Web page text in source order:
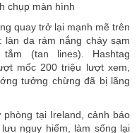
chụp màn hình
quay trở lại mạnh mẽ trên
làn da rám nắng cháy sạm
(tan lines). Hashtag
mốc 200 triệu lượt xem,
tưởng chừng đã bị lãng
tại Ireland, cảnh báo
nguy hiểm, làm sống lại